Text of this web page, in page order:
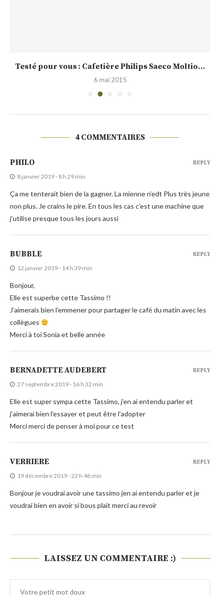
Testé pour vous : Cafetière Philips Saeco Moltio...
6 mai 2015
4 COMMENTAIRES
PHILO
8 janvier 2019 - 8 h 29 min
Ça me tenterait bien de la gagner. La mienne n’edt Plus très jeune
non plus. Je crains le pire. En tous les cas c’est une machine que
j’utilise presque tous les jours aussi
REPLY
BUBBLE
12 janvier 2019 - 14 h 39 min
Bonjour,
Elle est superbe cette Tassimo !!
J’aimerais bien l’emmener pour partager le café du matin avec les
collègues
Merci à toi Sonia et belle année
REPLY
BERNADETTE AUDEBERT
27 septembre 2019 - 16 h 32 min
Elle est super sympa cette Tassimo, j’en ai entendu parler et
j’aimerai bien l’essayer et peut être l’adopter
Merci merci de penser à moi pour ce test
REPLY
VERRIERE
19 décembre 2019 - 22 h 48 min
Bonjour je voudrai avoir une tassimo jen ai entendu parler et je
voudrai bien en avoir si bous plait merci au revoir
REPLY
LAISSEZ UN COMMENTAIRE :)